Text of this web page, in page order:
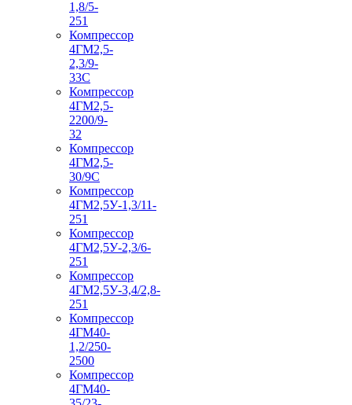
1,8/5-
251
Компрессор
4ГМ2,5-
2,3/9-
33С
Компрессор
4ГМ2,5-
2200/9-
32
Компрессор
4ГМ2,5-
30/9С
Компрессор
4ГМ2,5У-1,3/11-
251
Компрессор
4ГМ2,5У-2,3/6-
251
Компрессор
4ГМ2,5У-3,4/2,8-
251
Компрессор
4ГМ40-
1,2/250-
2500
Компрессор
4ГМ40-